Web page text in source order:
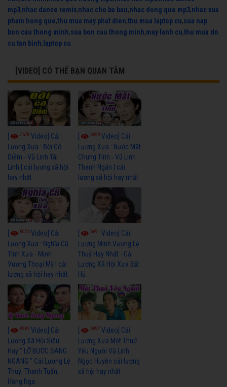
mp3,nhac dance remix,nhac cho ba bau,nhac dong que mp3,nhac xua
pham hong que,thu mua may phat dien,thu mua laptop cu,sua nap
bon cau thong minh,sua bon cau thong minh,may lanh cu,thu mua do
cu tan binh, laptop cu
[VIDEO] CÓ THỂ BẠN QUAN TÂM
7678 Video] Cải
Lương Xưa : Đời Cô
Diễm - Vũ Linh Tài
Linh | cải lương xã hội
hay nhất
6929Video] Cải
Lương Xưa : Nước Mắt
Chung Tình - Vũ Linh
Thanh Ngân | cải
lương xã hội hay nhất
6074Video] Cải
Lương Xưa : Nghĩa Cũ
Tình Xưa - Minh
Vương Thoại Mỹ | cải
lương xã hội hay nhất
6691Video] Cải
Lương Minh Vương Lệ
Thuỷ Hay Nhất - Cải
Lương Xã Hội Xưa Bất
Hủ
6982 Video] Cải
Lương Xã Hội Siêu
Hay " LỠ BƯỚC SANG
NGANG " Cải Lương Lệ
Thuỷ, Thanh Tuấn,
Hồng Nga
6397Video] Cải
Lương Xưa Một Thuở
Yêu Người Vũ Linh
Ngọc Huyền cải lương
xã hội hay nhất